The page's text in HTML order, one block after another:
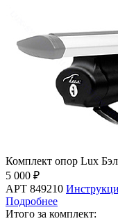
Комплект опор Lux
5 000 ₽
АРТ 849210
Подробнее
Итого за комплект: